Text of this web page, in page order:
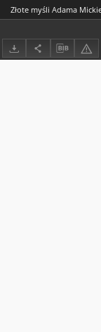
Złote myśli Adama